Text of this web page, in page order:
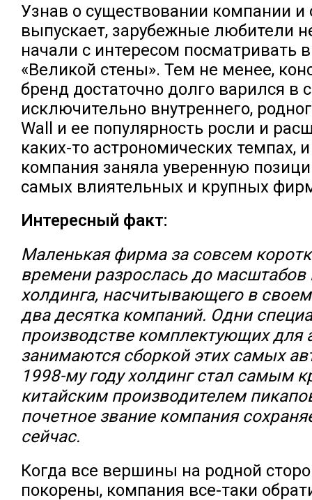
Узнав о существовании компании и
выпускает, зарубежные любители
начали с интересом посматривать
«Великой стены». Тем не менее,
бренд достаточно долго варился в
исключительно внутреннего,
Wall и ее популярность росли и
каких-то астрономических темпах,
компания заняла уверенную
самых влиятельных и крупных
Интересный факт:
Маленькая фирма за совсем
времени разрослась до масштабов
холдинга, насчитывающего в
два десятка компаний. Одни
производстве комплектующих для
занимаются сборкой этих самых
1998-му году холдинг стал самым
китайским производителем
почетное звание компания
сейчас.
Когда все вершины на родной
покорены, компания все-таки